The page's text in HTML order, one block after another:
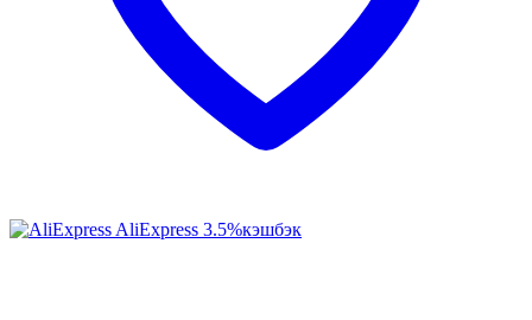
AliExpress 3.5%кэшбэк